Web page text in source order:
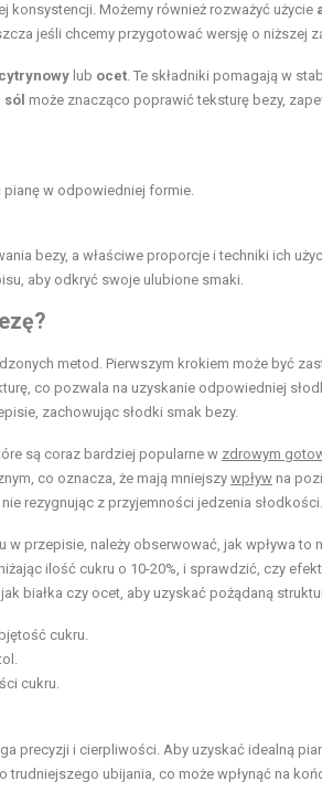
konsystencji. Możemy również rozważyć użycie
jeśli chcemy przygotować wersję o niższej
lub ocet. Te składniki pomagają w
sól może znacząco poprawić teksturę bezy,
w odpowiedniej formie.
bezy, a właściwe proporcje i techniki ich
aby odkryć swoje ulubione smaki.
metod. Pierwszym krokiem może być
co pozwala na uzyskanie odpowiedniej
zachowując słodki smak bezy.
są coraz bardziej popularne w zdrowym
co oznacza, że mają mniejszywpływ na
rezygnując z przyjemności jedzenia słodkości.
przepisie, należy obserwować, jak wpływa to
ilość cukru o 10-20%, i sprawdzić, czy
białka czy ocet, aby uzyskać pożądaną
cukru.
cukru.
precyzji i cierpliwości. Aby uzyskać idealną
trudniejszego ubijania, co może wpłynąć na